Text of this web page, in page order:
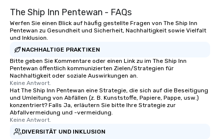
The Ship Inn Pentewan - FAQs
Werfen Sie einen Blick auf häufig gestellte Fragen von The Ship Inn
Pentewan zu Gesundheit und Sicherheit, Nachhaltigkeit sowie Vielfalt
und Inklusion.
NACHHALTIGE PRAKTIKEN
Bitte geben Sie Kommentare oder einen Link zu im The Ship Inn
Pentewan öffentlich kommunizierten Zielen/Strategien für
Nachhaltigkeit oder soziale Auswirkungen an.
Keine Antwort.
Hat The Ship Inn Pentewan eine Strategie, die sich auf die Beseitigung
und Umleitung von Abfällen (z. B. Kunststoffe, Papiere, Pappe, usw.)
konzentriert? Falls Ja, erläutern Sie bitte Ihre Strategie zur
Abfallvermeidung und -vermeidung.
Keine Antwort.
DIVERSITÄT UND INKLUSION